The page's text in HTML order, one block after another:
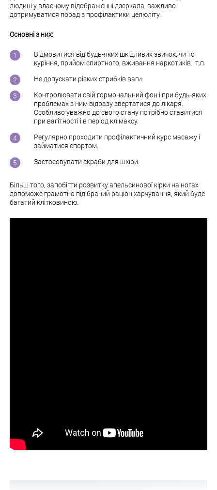
людині у власному відображенні дзеркала, важливо
дотримуватися порад з профілактики целюліту.
Основні з них:
Відмовитися від будь-яких шкідливих звичок, чи то
куріння, прийом спиртного, вживання наркотиків і т.п.
Не допускати різких стрибків ваги.
Контролювати свій гормональний фон і при будь-яких
проблемах з ним відразу звертатися до лікаря.
Особливо уважно до свого стану потрібно ставитися
при вагітності і в період клімаксу.
Регулярно проходити профілактичний курс масажу і
займатися спортом.
Застосовувати скраби для шкіри.
Більш того, запобігти розвитку апельсинової кірки на ногах
допоможе грамотно підібраний раціон харчування, який буде
багатий клітковиною.